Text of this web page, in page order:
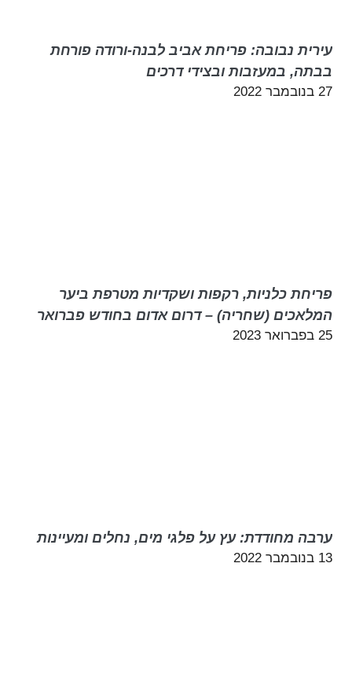
עירית נבובה: פריחת אביב לבנה-ורודה פורחת
בבתה, במעזבות ובצידי דרכים
27 בנובמבר 2022
פריחת כלניות, רקפות ושקדיות מטרפת ביער
המלאכים (שחריה) – דרום אדום בחודש פברואר
25 בפברואר 2023
ערבה מחודדת: עץ על פלגי מים, נחלים ומעיינות
13 בנובמבר 2022